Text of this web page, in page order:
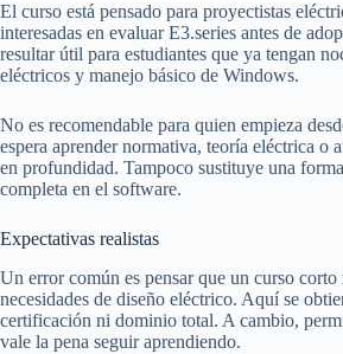
El curso está pensado para proyectistas
interesadas en evaluar E3.series antes de
resultar útil para estudiantes que ya tengan
eléctricos y manejo básico de Windows.
No es recomendable para quien empieza
espera aprender normativa, teoría eléctrica o
en profundidad. Tampoco sustituye una
completa en el software.
Expectativas realistas
Un error común es pensar que un curso corto
necesidades de diseño eléctrico. Aquí se
certificación ni dominio total. A cambio,
vale la pena seguir aprendiendo.